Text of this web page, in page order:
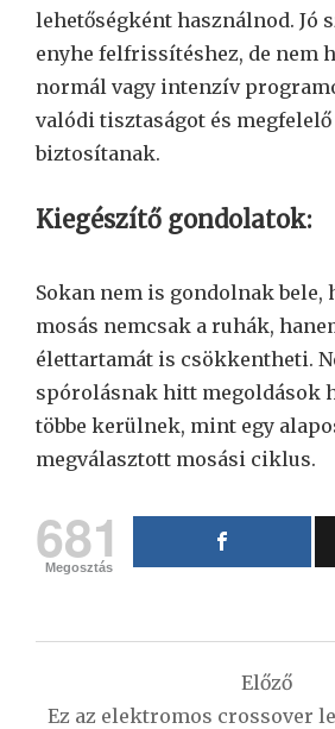
lehetőségként használnod. Jó
enyhe felfrissítéshez, de nem
normál vagy intenzív
valódi tisztaságot és
biztosítanak.
Kiegészítő gondolatok:
Sokan nem is gondolnak bele,
mosás nemcsak a ruhák,
élettartamát is csökkentheti.
spórolásnak hitt megoldások
többe kerülnek, mint egy
megválasztott mosási ciklus.
681
Megosztás
navigáció
Előző
Ez az elektromos crossover